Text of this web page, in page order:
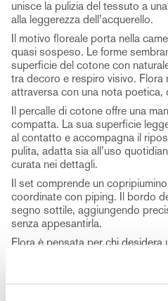
unisce la pulizia del tessuto a
alla leggerezza dell’acquerello.
Il motivo floreale porta nella
quasi sospeso. Le forme
superficie del cotone con
tra decoro e respiro visivo. Flora
attraversa con una nota poetica,
Il percalle di cotone offre una
compatta. La sua superficie
al contatto e accompagna il
pulita, adatta sia all’uso
curata nei dettagli.
Il set comprende un
coordinate con piping. Il bordo
segno sottile, aggiungendo
senza appesantirla.
Flora è pensata per chi desidera
cotone percalle capace di
colore e un disegno gentile.
nello sguardo, perfetta per